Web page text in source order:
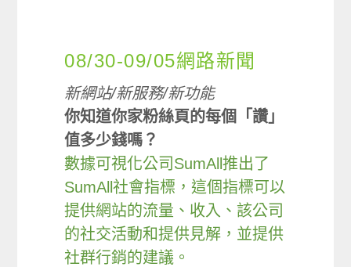
08/30-09/05網路新聞
新網站/新服務/新功能
你知道你家粉絲頁的每個「讚」
值多少錢嗎？
數據可視化公司SumAll推出了
SumAll社會指標，這個指標可以
提供網站的流量、收入、該公司
的社交活動和提供見解，並提供
社群行銷的建議。